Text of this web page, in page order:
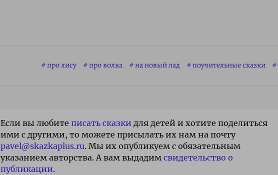
про лису про волка на новый лад поучительные сказки
Если вы любите писать сказки для детей и хотите поделиться
ими с другими, то можете присылать их нам на почту
pavel@skazkaplus.ru. Мы их опубликуем с обязательным
указанием авторства. А вам выдадим свидетельство о
публикации.